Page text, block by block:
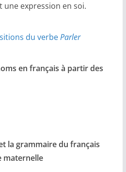
une expression en soi.
du verbeParler
en français à partir des
la grammaire du français
maternelle